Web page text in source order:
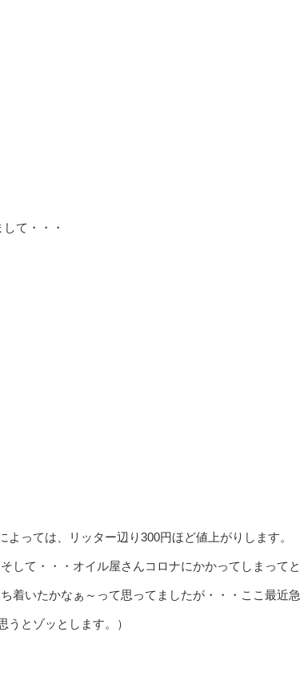
て・・・
っては、リッター辺り300円ほど値上がりします。
して・・・オイル屋さんコロナにかかってしまってと
着いたかなぁ～って思ってましたが・・・ここ最近急
とゾッとします。）